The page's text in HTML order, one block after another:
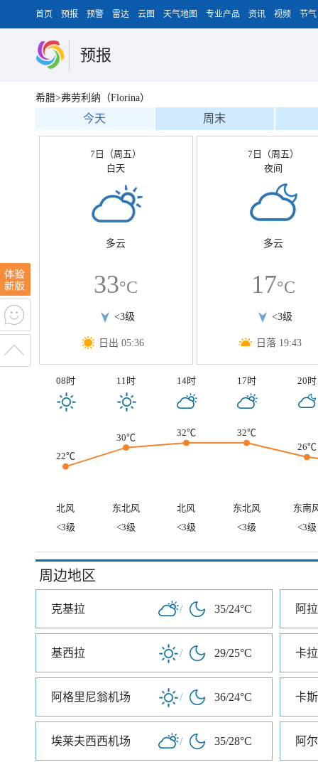
首页 预报 预警 雷达 云图 天气地图 专业产品 资讯 视频 节气
预报
希腊>弗劳利纳（Florina）
今天 周末
7日（周五）
白天
多云
33°C
<3级
日出 05:36
7日（周五）
夜间
多云
17°C
<3级
日落 19:43
08时 11时 14时 17时 20时
22℃
30℃ 32℃
32℃
26℃
北风 东北风 北风 东北风
东南
<3级
<3级 <3级 <3级 <3级
周边地区
克基拉 / 35/24°C 阿
基西拉 / 29/25°C 卡
阿格里尼翁机场 / 36/24°C 卡
埃莱夫西西机场 / 35/28°C 阿